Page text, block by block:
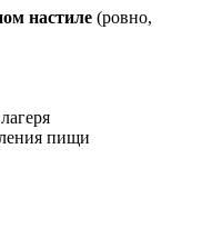
настиле (ровно,
пищи